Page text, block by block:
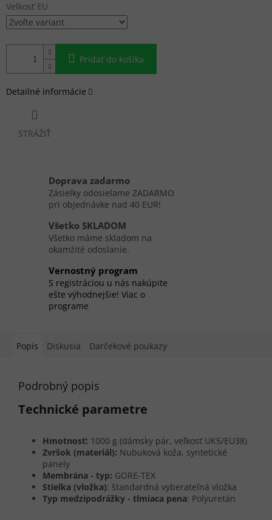
Veľkosť EU
Pridať do košíka
Detailné informácie
STRÁŽIŤ
Doprava zadarmo
Zásielky odosielame ZADARMO
pri objednávke nad 40 EUR!
Všetko SKLADOM
Všetko máme skladom na
okamžité odoslanie.
Vernostný program
S registráciou u nás nakúpite
ešte výhodnejšie! Viac o
programe
Popis Diskusia Darčekové poukazy
Podrobný popis
Technické parametre
Hmotnosť: 1000 g (dámsky pár, veľkosť UK5/EU38)
Zvršok (materiál): Nubuková koža, syntetické
panely
Membrána - typ: GORE-TEX
Stielka (vložka): štandardná vyberateľná vložka
Typ medzipodrážky - tlmiaca pena: Polyuretán